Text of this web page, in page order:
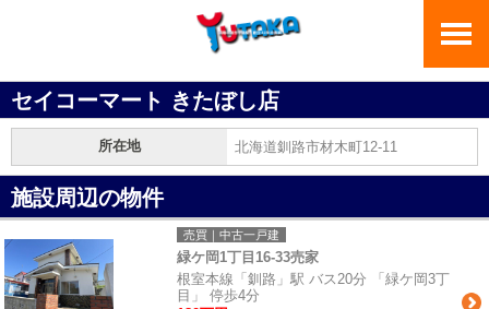
セイコーマート きたぼし店
所在地 北海道釧路市材木町12-11
施設周辺の物件
売買｜中古一戸建
緑ケ岡1丁目16-33売家
根室本線「釧路」駅 バス20分 「緑ケ岡3丁
目」 停歩4分